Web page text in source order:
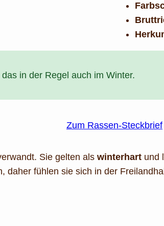
in der Regel auch im Winter.
Zum Rassen-Steckbrief
Sie gelten alswinterhart und
daher fühlen sie sich in der